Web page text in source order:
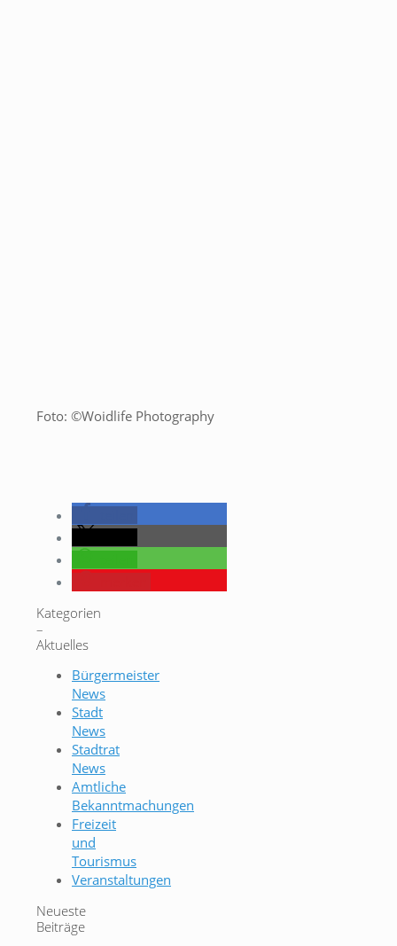
Foto: ©Woidlife Photography
Kategorien
–
Aktuelles
Bürgermeister
News
Stadt
News
Stadtrat
News
Amtliche
Bekanntmachungen
Freizeit
und
Tourismus
Veranstaltungen
Neueste
Beiträge